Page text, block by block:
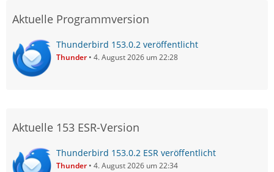
Aktuelle Programmversion
Thunderbird 153.0.2 veröffentlicht
Thunder 4. August 2026 um 22:28
Aktuelle 153 ESR-Version
Thunderbird 153.0.2 ESR veröffentlicht
Thunder 4. August 2026 um 22:34